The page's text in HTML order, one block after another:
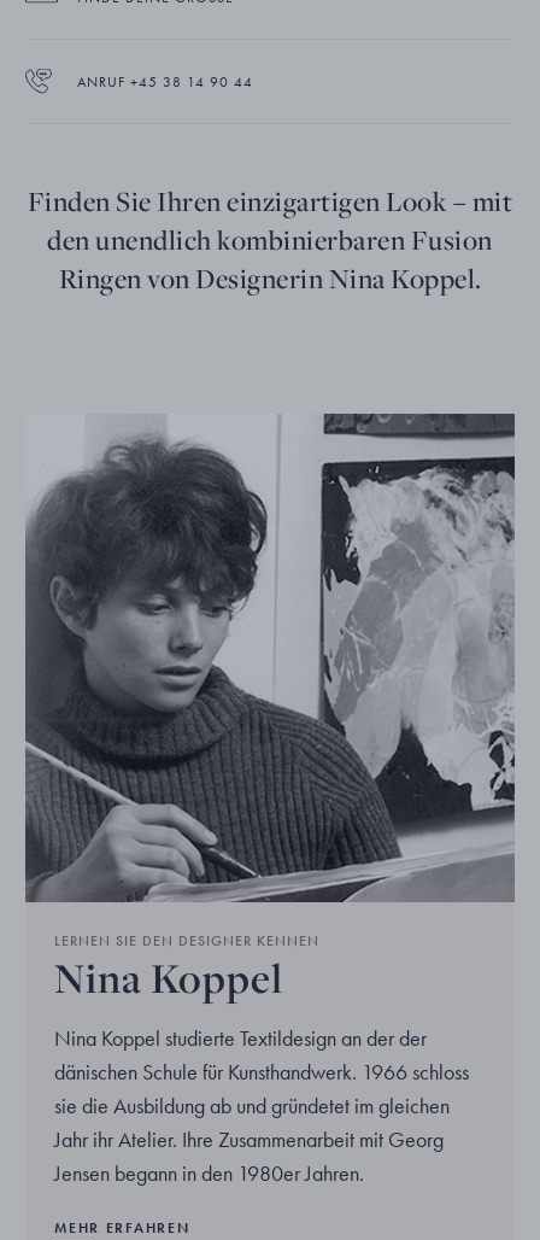
ANRUF +45 38 14 90 44
Finden Sie Ihren einzigartigen Look – mit
den unendlich kombinierbaren Fusion
Ringen von Designerin Nina Koppel.
LERNEN SIE DEN DESIGNER KENNEN
Nina Koppel
Nina Koppel studierte Textildesign an der der
dänischen Schule für Kunsthandwerk. 1966 schloss
sie die Ausbildung ab und gründetet im gleichen
Jahr ihr Atelier. Ihre Zusammenarbeit mit Georg
Jensen begann in den 1980er Jahren.
MEHR ERFAHREN